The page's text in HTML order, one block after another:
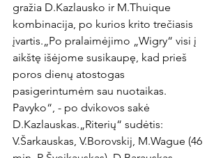
gražia D.Kazlausko ir M.Thuique
kombinacija, po kurios krito trečiasis
įvartis.„Po pralaimėjimo „Wigry“ visi į
aikštę išėjome susikaupę, kad prieš
poros dienų atostogas
pasigerintumėm sau nuotaikas.
Pavyko“, - po dvikovos sakė
D.Kazlauskas.„Riterių“ sudėtis:
V.Šarkauskas, V.Borovskij, M.Wague (46